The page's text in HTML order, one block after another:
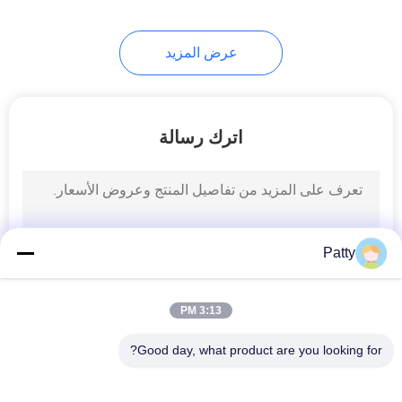
معدات المخابز
آلة إيداع ملفات تعريف
6
عرض المزيد
اترك رسالة
Patty
3:13 PM
Good day, what product are you looking for?